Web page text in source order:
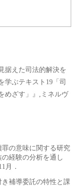
据えた司法的解決を
学ぶテキスト19「司
めざす」』,ミネルヴ
罪の意味に関する研究
経験の分析を通し
月．
き補導委託の特性と課